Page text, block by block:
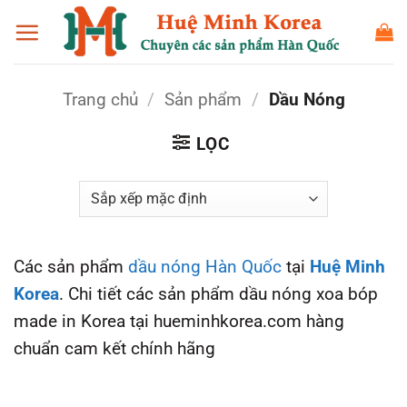
qua
Trang chủ / Sản phẩm / Dầu Nóng
LỌC
Các sản phẩm dầu nóng Hàn Quốc tại Huệ Minh
Korea. Chi tiết các sản phẩm dầu nóng xoa bóp
made in Korea tại hueminhkorea.com hàng
chuẩn cam kết chính hãng